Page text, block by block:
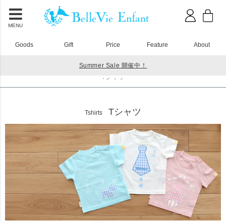
MENU
Goods Gift Price Feature About
Summer Sale 開催中！
Tシャツ
Tshirts Tシャツ